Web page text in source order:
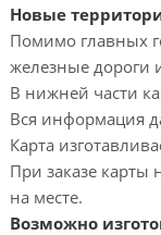
Новые
Помимо главных
железные дороги
В нижней части
Вся информация
Карта
При заказе карты
на месте.
Возможно